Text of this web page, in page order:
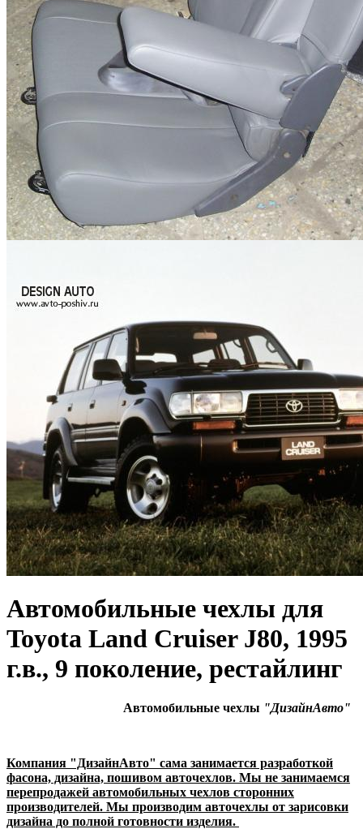
Автомобильные чехлы для
Toyota Land Cruiser J80, 1995
г.в., 9 поколение, рестайлинг
Автомобильные чехлы "ДизайнАвто"
Компания "ДизайнАвто" сама занимается разработкой
фасона, дизайна, пошивом авточехлов. Мы не занимаемся
перепродажей автомобильных чехлов сторонних
производителей. Мы производим авточехлы от зарисовки
дизайна до полной готовности изделия.